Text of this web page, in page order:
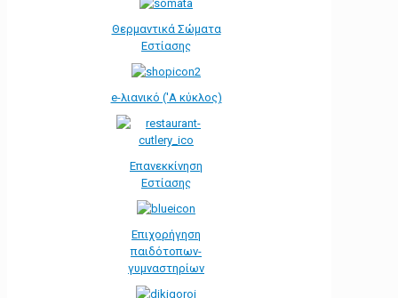
Θερμαντικά Σώματα
Εστίασης
e-λιανικό ('Α κύκλος)
Επανεκκίνηση
Εστίασης
Επιχορήγηση
παιδότοπων-
γυμναστηρίων